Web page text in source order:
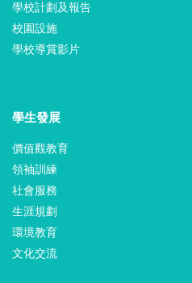
學校計劃及報告
校園設施
學校導賞影片
學生發展
價值觀教育
領袖訓練
社會服務
生涯規劃
環境教育
文化交流